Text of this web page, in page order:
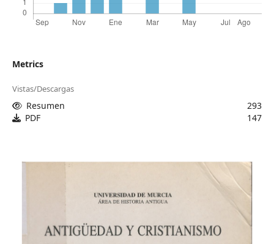
Metrics
Vistas/Descargas
Resumen
293
PDF
147